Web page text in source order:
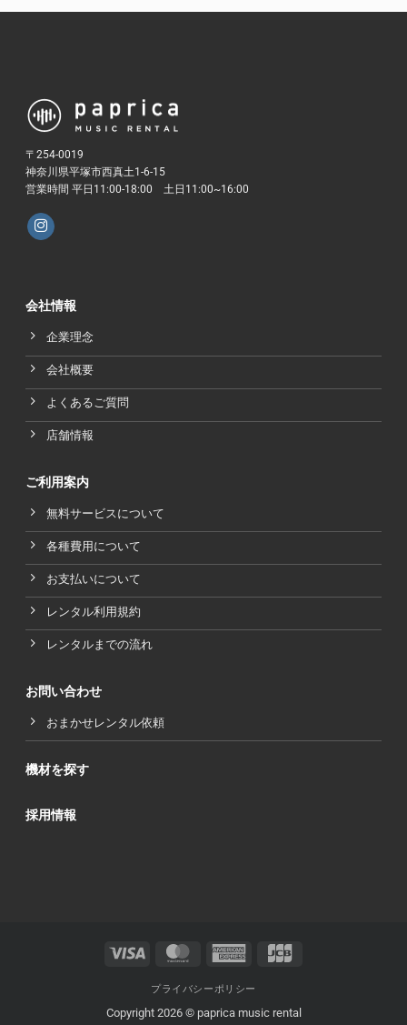
〒254-0019
神奈川県平塚市西真土1-6-15
営業時間 平日11:00-18:00 土日11:00~16:00
会社情報
企業理念
会社概要
よくあるご質問
店舗情報
ご利用案内
無料サービスについて
各種費用について
お支払いについて
レンタル利用規約
レンタルまでの流れ
お問い合わせ
おまかせレンタル依頼
機材を探す
採用情報
Visa MasterCard American
プライバシーポリシー
Copyright 2026 © paprica music rental